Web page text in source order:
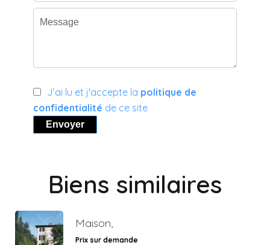
J’ai lu et j'accepte la politique de
confidentialité de ce site
Envoyer
Biens similaires
Maison,
Prix sur demande